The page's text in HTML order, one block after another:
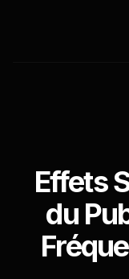
Effets
du